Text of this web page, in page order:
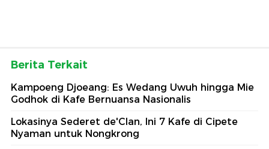
Berita Terkait
Kampoeng Djoeang: Es Wedang Uwuh hingga Mie
Godhok di Kafe Bernuansa Nasionalis
Lokasinya Sederet de'Clan, Ini 7 Kafe di Cipete
Nyaman untuk Nongkrong